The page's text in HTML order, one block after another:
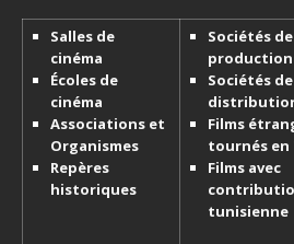
Salles de
cinéma
Écoles de
cinéma
Associations et
Organismes
Repères
historiques
Sociétés de
production
Sociétés de
Films
tournés en
Films avec
tunisienne